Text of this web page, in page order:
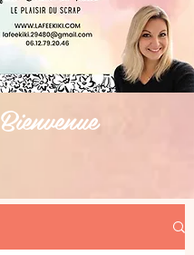
Bienvenue